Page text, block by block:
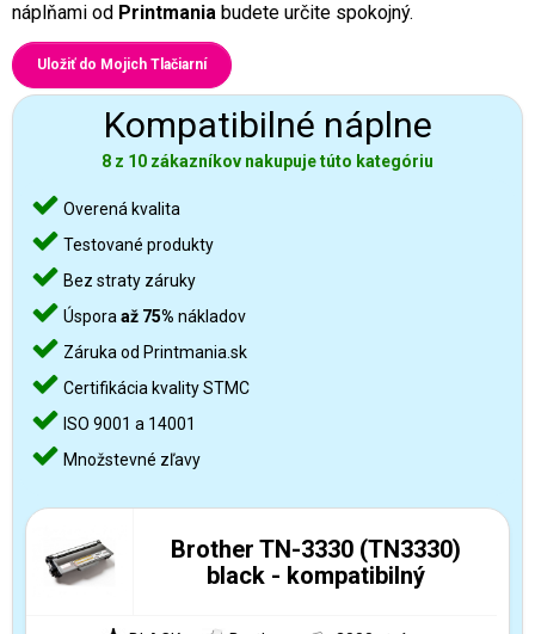
náplňami od Printmania budete určite spokojný.
Uložiť do Mojich Tlačiarní
Kompatibilné náplne
8 z 10 zákazníkov nakupuje túto kategóriu
Overená kvalita
Testované produkty
Bez straty záruky
Úspora až 75% nákladov
Záruka od Printmania.sk
Certifikácia kvality STMC
ISO 9001 a 14001
Množstevné zľavy
Brother TN-3330 (TN3330)
black - kompatibilný